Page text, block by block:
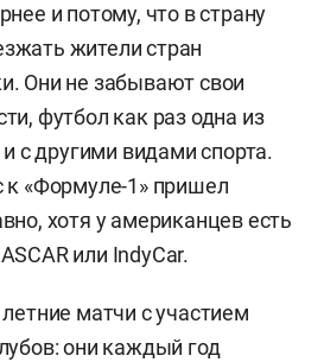
и потому, что в страну
жители стран
Они не забывают свои
футбол как раз одна из
с другими видами спорта.
к «Формуле-1» пришел
хотя у американцев есть
или IndyCar.
матчи с участием
они каждый год